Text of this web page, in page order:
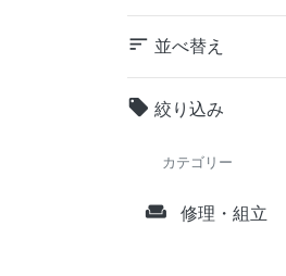
sort 並べ替え
local_offer 絞り込み
カテゴリー
weekend 修理・組立